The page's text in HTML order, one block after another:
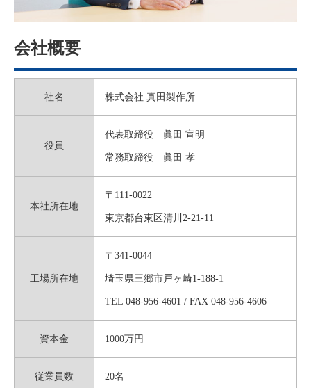
会社概要
社名 株式会社 真田製作所
役員
代表取締役 眞田 宣明
常務取締役 眞田 孝
本社所在地
〒111-0022
東京都台東区清川2-21-11
工場所在地
〒341-0044
埼玉県三郷市戸ヶ崎1-188-1
TEL 048-956-4601 / FAX 048-956-4606
資本金 1000万円
従業員数 20名